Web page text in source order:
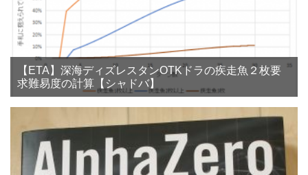
【ETA】深海ディズレスタンOTKドラの疾走魚２枚要
求難易度の計算【シャドバ】